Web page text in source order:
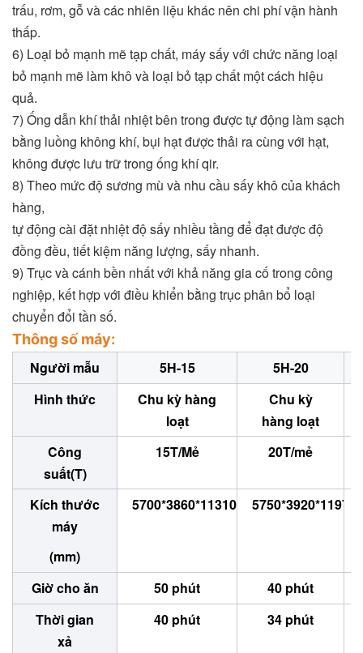
trấu, rơm, gỗ và các nhiên liệu khác nên chi phí vận hành
thấp.
6) Loại bỏ mạnh mẽ tạp chất, máy sấy với chức năng loại
bỏ mạnh mẽ làm khô và loại bỏ tạp chất một cách hiệu
quả.
7) Ống dẫn khí thải nhiệt bên trong được tự động làm sạch
bằng luồng không khí, bụi hạt được thải ra cùng với hạt,
không được lưu trữ trong ống khí qir.
8) Theo mức độ sương mù và nhu cầu sấy khô của khách
hàng,
tự động cài đặt nhiệt độ sấy nhiều tầng để đạt được độ
đồng đều, tiết kiệm năng lượng, sấy nhanh.
9) Trục và cánh bền nhất với khả năng gia cố trong công
nghiệp, kết hợp với điều khiển bằng trục phân bổ loại
chuyển đổi tần số.
Thông số máy:
Người mẫu 5H-15
5H-20
Hình thức
Chu kỳ hàng
loạt
Chu kỳ
hàng loạt
Công
suất(T)
15T/Mẻ 20T/mẻ
Kích thước
máy
(mm)
5700*3860*11310 5750*3920*11970
Giờ cho ăn 50 phút
40 phút
Thời gian
xả
40 phút 34 phút